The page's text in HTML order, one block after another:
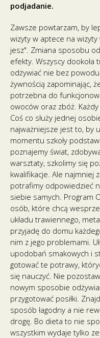
podjadanie.
Zawsze powtarzam, by
wizyty w aptece na
jesz". Zmiana sposobu
efekty. Wszyscy
odżywiać nie bez
żywnością zapominając,
potrzebna do
owoców oraz zbóż.
Coś co służy jednej
najważniejsze jest to, by
momentu szkoły
poznajemy świat,
warsztaty, szkolimy się
kwalifikacje. Ale najmniej
potrafimy odpowiedzieć
siebie samych. Program
osób, które chcą
układu trawiennego,
przyjadę do domu
nim z jego problemami.
upodobań smakowych i
gotować te potrawy,
się nauczyć. Nie
nowym sposobie
przygotować posiłki.
sposób łagodny a nie
drogę. Bo dieta to nie
wszystkim wydaje tylko